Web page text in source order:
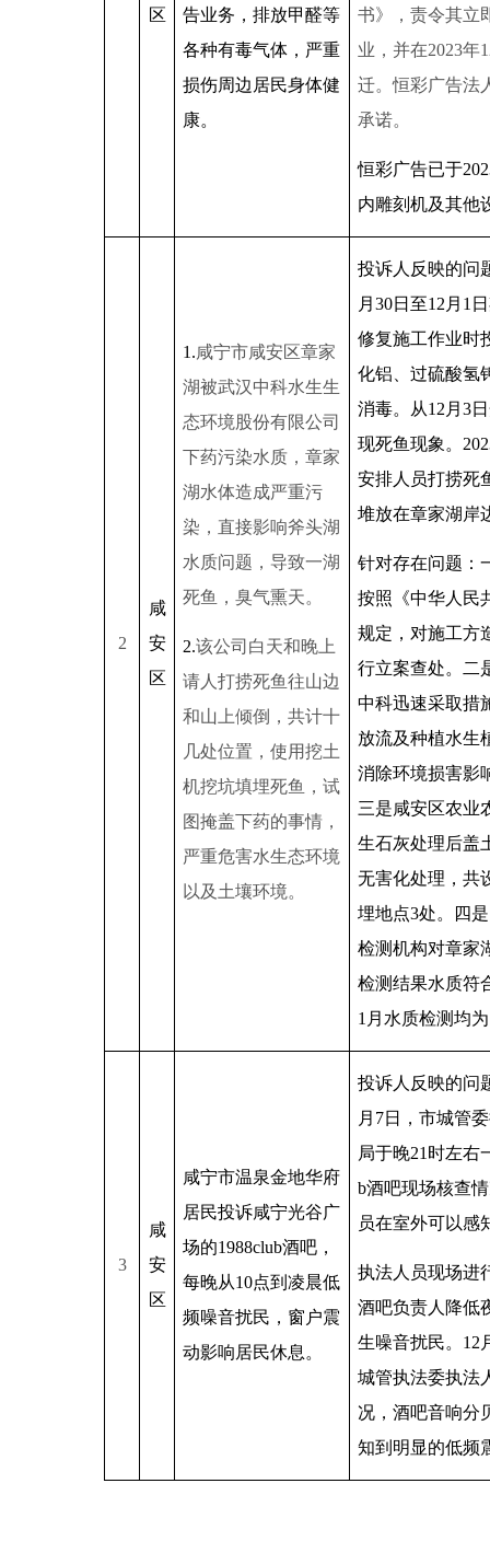
区
告业务，排放甲醛等
各种有毒气体，严重
损伤周边居民身体健
康。
书》，责令其立
业，并在2023年
迁。恒彩广告法
承诺。
恒彩广告已于
内雕刻机及其他
2
咸
安
区
1.咸宁市咸安区章家
湖被武汉中科水生生
态环境股份有限公司
下药污染水质，章家
湖水体造成严重污
染，直接影响斧头湖
水质问题，导致一湖
死鱼，臭气熏天。
2.该公司白天和晚上
请人打捞死鱼往山边
和山上倾倒，共计十
几处位置，使用挖土
机挖坑填埋死鱼，试
图掩盖下药的事情，
严重危害水生态环境
以及土壤环境。
投诉人反映的问
月30日至12 月 1
修复施工作业时
化铝、过硫酸氢
消毒。从12 月3
现死鱼现象。
安排人员打捞死
堆放在章家湖岸
针对存在问题：
按照《中华人民
规定，对施工方
行立案查处。二
中科迅速采取措
放流及种植水生
消除环境损害影
三是咸安区农业
生石灰处理后盖
无害化处理，共
埋地点3处。四是
检测机构对章家
检测结果水质符
1 月水质检测均
3
咸
安
区
咸宁市温泉金地华府
居民投诉咸宁光谷广
场的1988club酒吧，
每晚从10点到凌晨低
频噪音扰民，窗户震
动影响居民休息。
投诉人反映的问
月 7日，市城管
局于晚21 时左右
b酒吧现场核查
员在室外可以感
执法人员现场进
酒吧负责人降低
生噪音扰民。 12
城管执法委执法
况，酒吧音响分
知到明显的低频